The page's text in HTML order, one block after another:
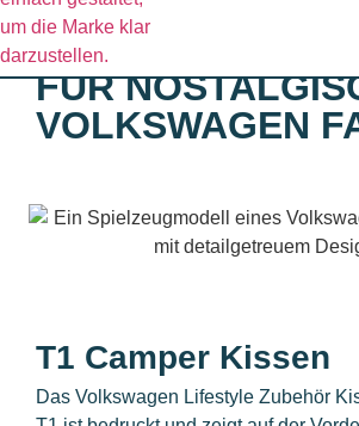
FÜR
VOLKSWAGEN
T1 Camper Kissen
Das Volkswagen Lifestyle Zubehör